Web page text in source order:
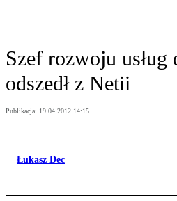
Szef rozwoju usług
odszedł z Netii
Publikacja: 19.04.2012 14:15
Łukasz Dec